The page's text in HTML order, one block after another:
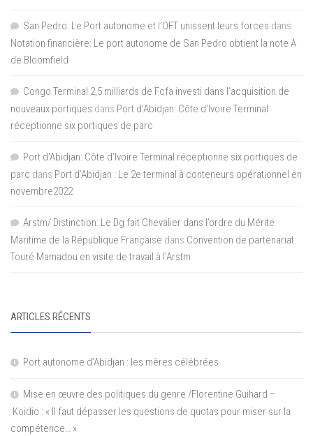
San Pedro: Le Port autonome et l’OFT unissent leurs forces dans
Notation financière: Le port autonome de San Pedro obtient la note A
de Bloomfield
Congo Terminal 2,5 milliards de Fcfa investi dans l’acquisition de
nouveaux portiques dans Port d’Abidjan: Côte d’Ivoire Terminal
réceptionne six portiques de parc
Port d'Abidjan: Côte d’Ivoire Terminal réceptionne six portiques de
parc dans Port d’Abidjan : Le 2e terminal à conteneurs opérationnel en
novembre2022
Arstm/ Distinction: Le Dg fait Chevalier dans l’ordre du Mérite
Maritime de la République Française dans Convention de partenariat:
Touré Mamadou en visite de travail à l’Arstm
ARTICLES RÉCENTS
Port autonome d’Abidjan : les mères célébrées
Mise en œuvre des politiques du genre /Florentine Guihard –
Koidio : « Il faut dépasser les questions de quotas pour miser sur la
compétence… »